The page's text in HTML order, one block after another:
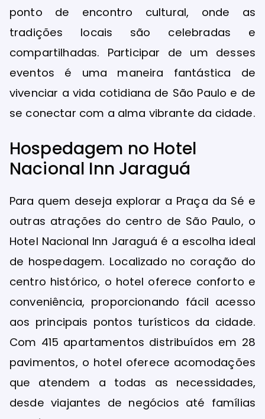
ponto de encontro cultural, onde as
tradições locais são celebradas e
compartilhadas. Participar de um desses
eventos é uma maneira fantástica de
vivenciar a vida cotidiana de São Paulo e de
se conectar com a alma vibrante da cidade.
Hospedagem no Hotel
Nacional Inn Jaraguá
Para quem deseja explorar a Praça da Sé e
outras atrações do centro de São Paulo, o
Hotel Nacional Inn Jaraguá é a escolha ideal
de hospedagem. Localizado no coração do
centro histórico, o hotel oferece conforto e
conveniência, proporcionando fácil acesso
aos principais pontos turísticos da cidade.
Com 415 apartamentos distribuídos em 28
pavimentos, o hotel oferece acomodações
que atendem a todas as necessidades,
desde viajantes de negócios até famílias